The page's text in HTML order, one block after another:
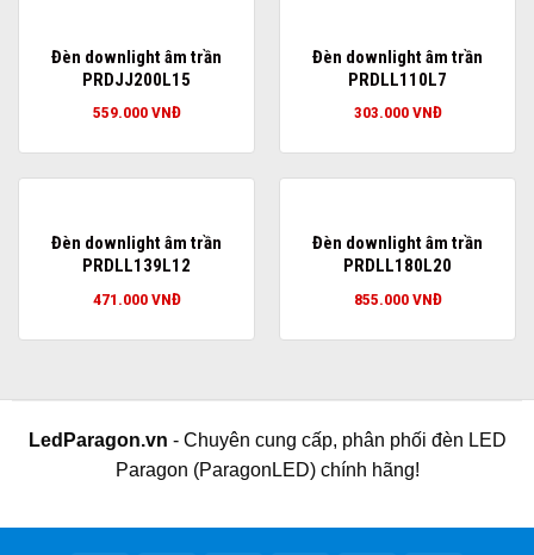
Đèn downlight âm trần
PRDJJ200L15
559.000VNĐ
Đèn downlight âm trần
PRDLL110L7
303.000VNĐ
Đèn downlight âm trần
PRDLL139L12
471.000VNĐ
Đèn downlight âm trần
PRDLL180L20
855.000VNĐ
LedParagon.vn - Chuyên cung cấp, phân phối đèn LED
Paragon (ParagonLED) chính hãng!